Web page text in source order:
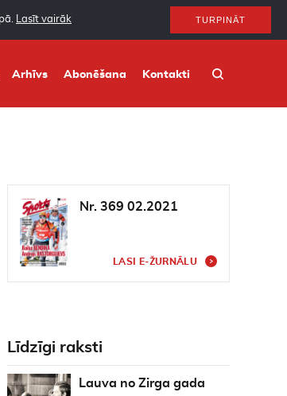
Lasīt vairāk TURPINĀT
Arhīvs Abonēšana Kontakti
Nr. 369 02.2021
LASI E-ŽURNĀLU
Līdzīgi raksti
Lauva no Zirga gada